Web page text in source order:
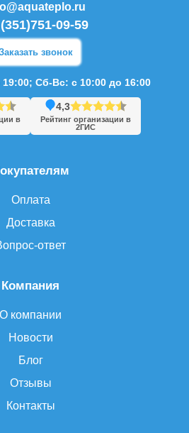
Компания
О компании
Новости
Блог
Отзывы
Контакты
Оплата
Доставка
ответ
09-59
звонок
Сб-Вс: с 10:00 до 16:00
в
4,3
Рейтинг организации в
2ГИС